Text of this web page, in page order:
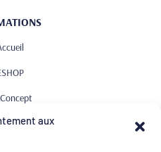
aux
Dégustation